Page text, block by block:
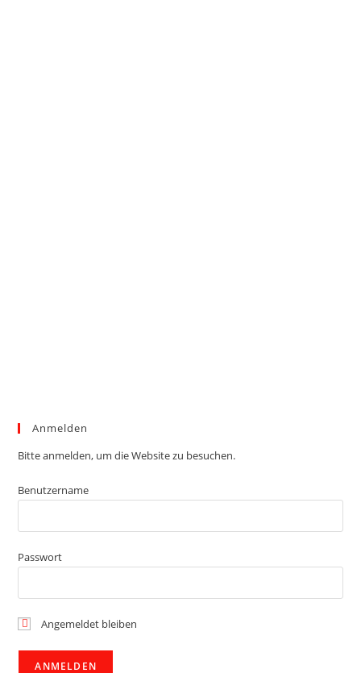
Anmelden
Bitte anmelden, um die Website zu besuchen.
Benutzername
Passwort
Angemeldet bleiben